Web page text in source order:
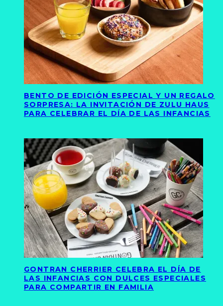
BENTO DE EDICIÓN ESPECIAL Y UN REGALO
SORPRESA: LA INVITACIÓN DE ZULU HAUS
PARA CELEBRAR EL DÍA DE LAS INFANCIAS
GONTRAN CHERRIER CELEBRA EL DÍA DE
LAS INFANCIAS CON DULCES ESPECIALES
PARA COMPARTIR EN FAMILIA